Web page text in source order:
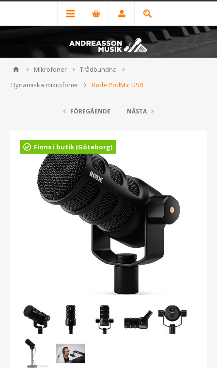
Mikrofoner
Trådbundna
Dynamiska mikrofoner
Røde PodMic USB
FÖREGÅENDE NÄSTA
Finns i butik (Göteborg)